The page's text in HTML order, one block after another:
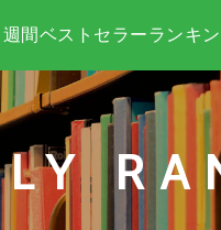
週間ベストセラーランキ